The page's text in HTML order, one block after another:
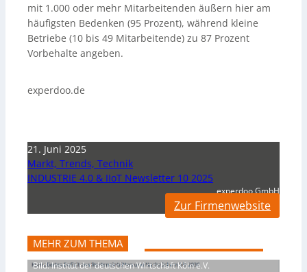
mit 1.000 oder mehr Mitarbeitenden äußern hier am
häufigsten Bedenken (95 Prozent), während kleine
Betriebe (10 bis 49 Mitarbeitende) zu 87 Prozent
Vorbehalte angeben.
experdoo.de
21. Juni 2025
Markt, Trends, Technik
INDUSTRIE 4.0 & IIoT Newsletter 10 2025
experdoo GmbH
Zur Firmenwebsite
MEHR ZUM THEMA
Bild: Institut der deutschen Wirtschaft Köln e.V.